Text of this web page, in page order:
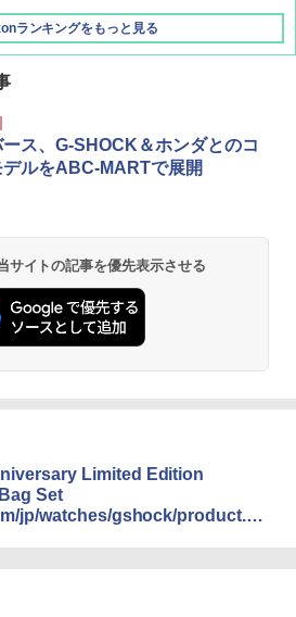
ランキングをもっと見る
地球の歩き方 チェンマイ タイ北部の魅
な町 2026～2027 地球の歩き方D アジア
歩き方 スター・ウォーズ
地球の歩き方 イタリア 2026～2027 地
ンパーズコレクション 山善] ポップアッ
ント 傘みたいに広げて畳める パッとサ
サンシェード キューブ フルクローズ メ
ュ 簡単設置 ワンタッチテント キャンプ
PEAK (パイクスピーク) 着替えテン
ライバシー テント 【中が透けない】 1
折りたたみ 防災グッズ 災害用トイレ ビ
ピクニック ポップアップテント 携帯 簡
イレテント (ブラック)
BASE 《めざましテレビで紹介》
ト ワンタッチ RENEW 幅200 2-3人用 43
ステンレス保冷剤 2個セット 2
ニューアル 急速冷凍 空間倍増 衛生的
パクト 保冷力長持ち
バンドック)ソロ ドーム 1 EX BDK
カーキ ソロキャンプ ポリエステル フ
ム ドーム型 テント
ース、G-SHOCK＆ホンダとのコ
デルをABC-MARTで展開
サイトの記事を優先表示させる
Limited Edition
Set
jp/watches/gshock/product.GM